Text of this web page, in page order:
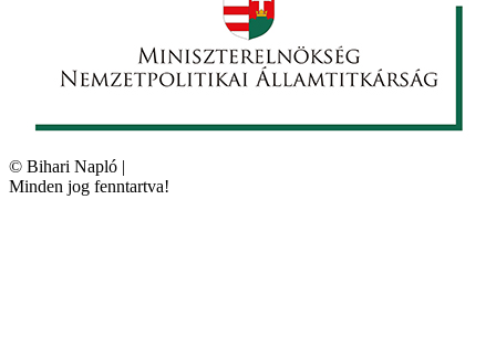
© Bihari Napló |
Minden jog fenntartva!